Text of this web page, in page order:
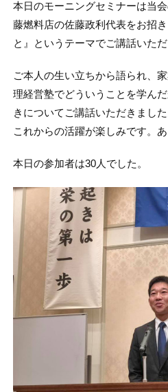
本日のモーニングセミナーは当
藤燃料店の佐藤政利代表をお招
と』というテーマでご講話いただ
ご本人の生い立ちから語られ、
理経営塾でどういうことを学ん
きについてご講話いただきました
これからの活躍が楽しみです。
本日の参加者は30人でした。